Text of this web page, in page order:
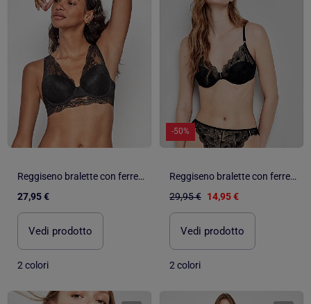
Reggiseno bralette con ferretto e imbottitura
27,95 €
Vedi prodotto
2 colori
-50%
Reggiseno bralette con ferretto e foam coppe B e C
29,95 € 14,95 €
Vedi prodotto
2 colori